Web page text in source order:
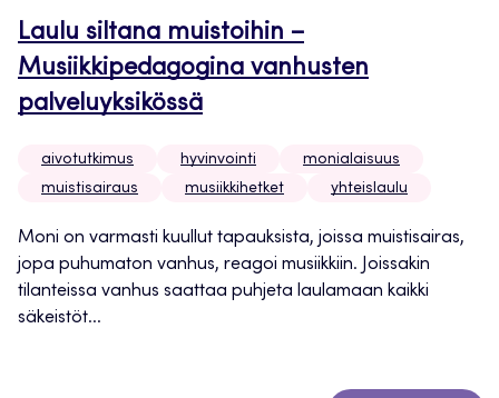
Laulu siltana muistoihin –
Musiikkipedagogina vanhusten
palveluyksikössä
aivotutkimus hyvinvointi
monialaisuus
muistisairaus
musiikkihetket yhteislaulu
Moni on varmasti kuullut tapauksista, joissa muistisairas,
jopa puhumaton vanhus, reagoi musiikkiin. Joissakin
tilanteissa vanhus saattaa puhjeta laulamaan kaikki
säkeistöt...